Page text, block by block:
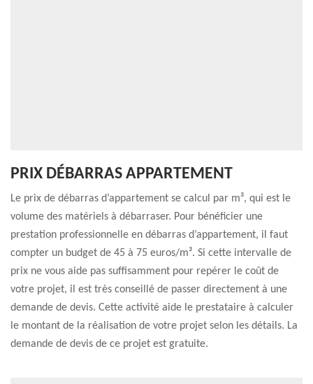
PRIX DÉBARRAS APPARTEMENT
Le prix de débarras d’appartement se calcul par m³, qui est le
volume des matériels à débarraser. Pour bénéficier une
prestation professionnelle en débarras d’appartement, il faut
compter un budget de 45 à 75 euros/m³. Si cette intervalle de
prix ne vous aide pas suffisamment pour repérer le coût de
votre projet, il est très conseillé de passer directement à une
demande de devis. Cette activité aide le prestataire à calculer
le montant de la réalisation de votre projet selon les détails. La
demande de devis de ce projet est gratuite.